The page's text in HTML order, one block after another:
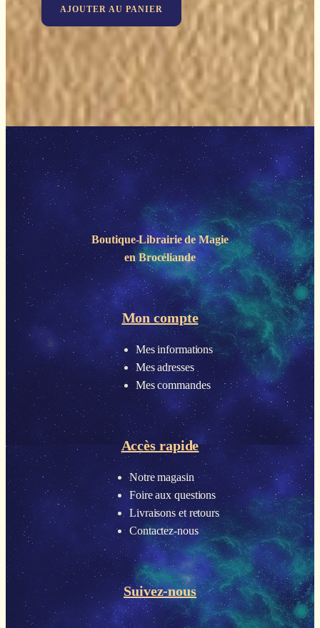
AJOUTER AU PANIER
Boutique-Librairie deMagie
en Brocéliande
Mon compte
Mes informations
Mes adresses
Mes commandes
Accès rapide
Notre magasin
Foire aux questions
Livraisons et retours
Contactez-nous
Suivez-nous